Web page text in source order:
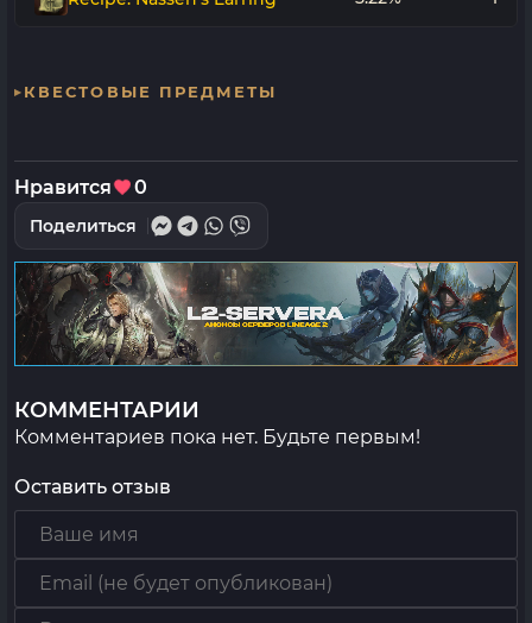
КВЕСТОВЫЕ ПРЕДМЕТЫ
Нравится 0
Поделиться
КОММЕНТАРИИ
Комментариев пока нет. Будьте первым!
Оставить отзыв